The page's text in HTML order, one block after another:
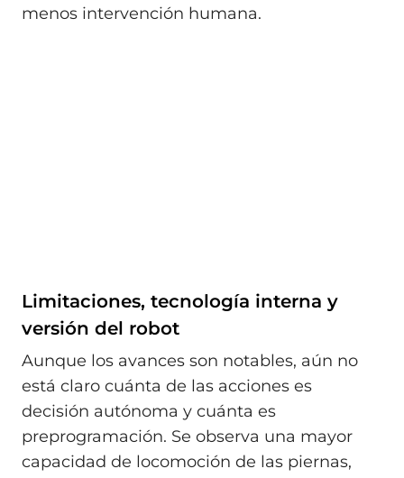
menos intervención humana.
Limitaciones, tecnología interna y
versión del robot
Aunque los avances son notables, aún no
está claro cuánta de las acciones es
decisión autónoma y cuánta es
preprogramación. Se observa una mayor
capacidad de locomoción de las piernas,